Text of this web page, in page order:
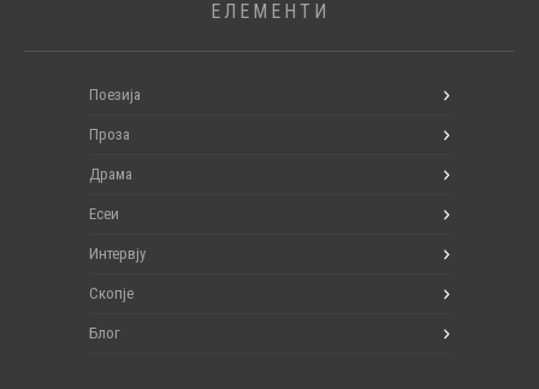
ЕЛЕМЕНТИ
Поезија
Проза
Драма
Есеи
Интервју
Скопје
Блог